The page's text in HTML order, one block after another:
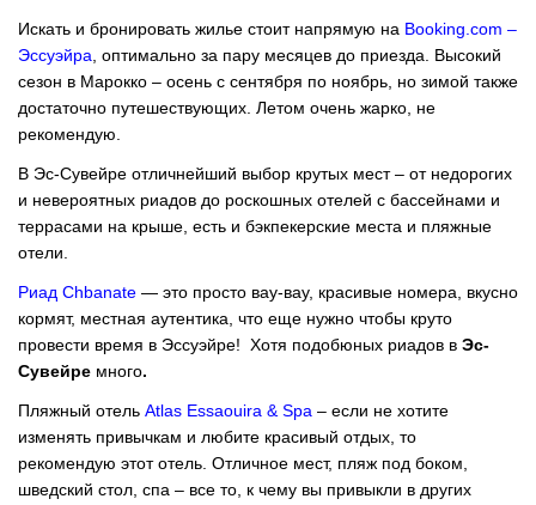
Искать и бронировать жилье стоит напрямую на Booking.com –
Эссуэйра , оптимально за пару месяцев до приезда. Высокий
сезон в Марокко – осень с сентября по ноябрь, но зимой также
достаточно путешествующих. Летом очень жарко, не
рекомендую.
В Эс-Сувейре отличнейший выбор крутых мест – от недорогих
и невероятных риадов до роскошных отелей с бассейнами и
террасами на крыше, есть и бэкпекерские места и пляжные
отели.
Риад Chbanate — это просто вау-вау, красивые номера, вкусно
кормят, местная аутентика, что еще нужно чтобы круто
провести время в Эссуэйре! Хотя подобюных риадов в Эс-
Сувейре много.
Пляжный отель Atlas Essaouira & Spa – если не хотите
изменять привычкам и любите красивый отдых, то
рекомендую этот отель. Отличное мест, пляж под боком,
шведский стол, спа – все то, к чему вы привыкли в других